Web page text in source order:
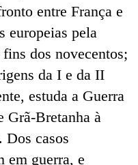
entre França e
europeias pela
dos novecentos;
da I e da II
estuda a Guerra
Grã-Bretanha à
Dos casos
em guerra, e